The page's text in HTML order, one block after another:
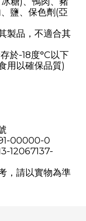
鹽、保色劑(亞
製品，不適合其
於-18度°C以下
用以確保品質)
00000-0
12067137-
，請以實物為準